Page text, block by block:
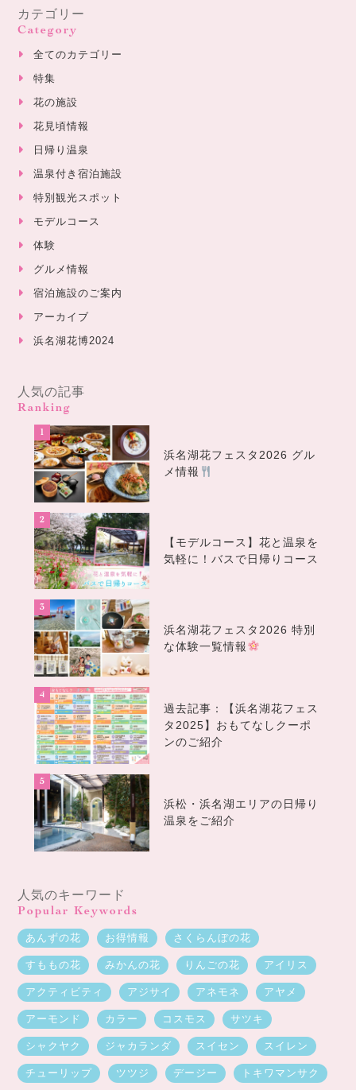
カテゴリー
Category
全てのカテゴリー
特集
花の施設
花見頃情報
日帰り温泉
温泉付き宿泊施設
特別観光スポット
モデルコース
体験
グルメ情報
宿泊施設のご案内
アーカイブ
浜名湖花博2024
人気の記事
Ranking
浜名湖花フェスタ2026 グル
メ情報
【モデルコース】花と温泉を
気軽に！バスで日帰りコース
浜名湖花フェスタ2026 特別
な体験一覧情報
過去記事：【浜名湖花フェス
タ2025】おもてなしクーポ
ンのご紹介
浜松・浜名湖エリアの日帰り
温泉をご紹介
人気のキーワード
Popular Keywords
あんずの花 お得情報 さくらんぼの花
すももの花 みかんの花 りんごの花 アイリス
アクティビティ アジサイ アネモネ アヤメ
アーモンド カラー コスモス サツキ
シャクヤク ジャカランダ スイセン スイレン
チューリップ ツツジ デージー トキワマンサク